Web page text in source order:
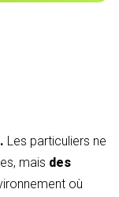
Les particuliers ne
mais des
où